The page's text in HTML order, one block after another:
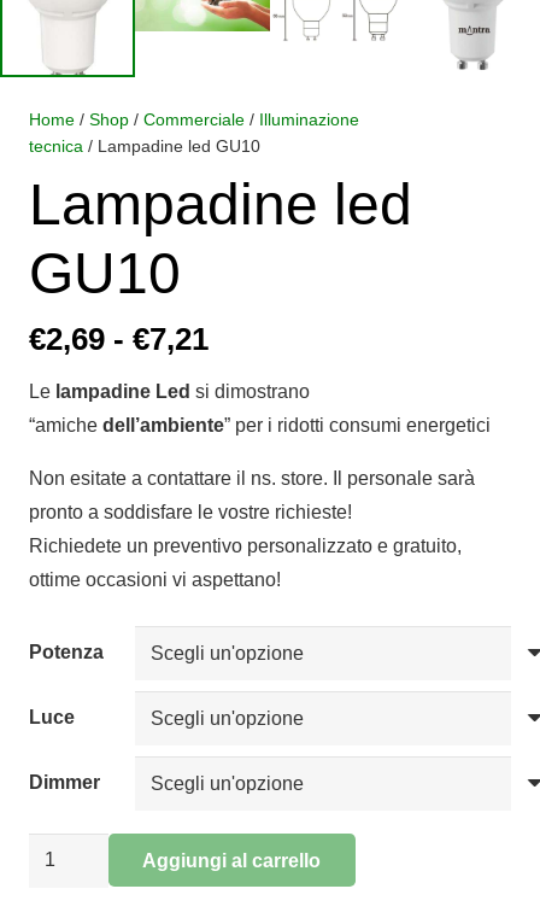
Home / Shop / Commerciale / Illuminazione
tecnica / Lampadine led GU10
Lampadine led
GU10
€2,69 - €7,21Fascia
prezzo:
da
€2,69
a
€7,21
Le lampadine Led si dimostrano
“amiche dell’ambiente” per i ridotti consumi energetici
Non esitate a contattare il ns. store. Il personale sarà
pronto a soddisfare le vostre richieste!
Richiedete un preventivo personalizzato e gratuito,
ottime occasioni vi aspettano!
Potenza
Luce
Dimmer
Lampadine
Aggiungi al carrello